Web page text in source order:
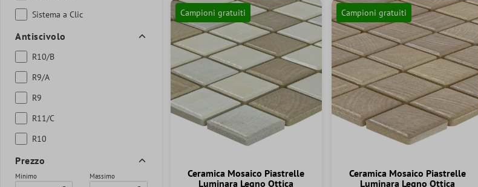
Sistema a Clic
Antiscivolo
R10/B
R9/A
R9
R11/C
R10
Prezzo
Minimo Massimo
Campioni gratuiti
Ceramica Mosaico Piastrelle
Luminara Legno Ottica
Campioni gratuiti
Ceramica Mosaico Piastrelle
Luminara Legno Ottica